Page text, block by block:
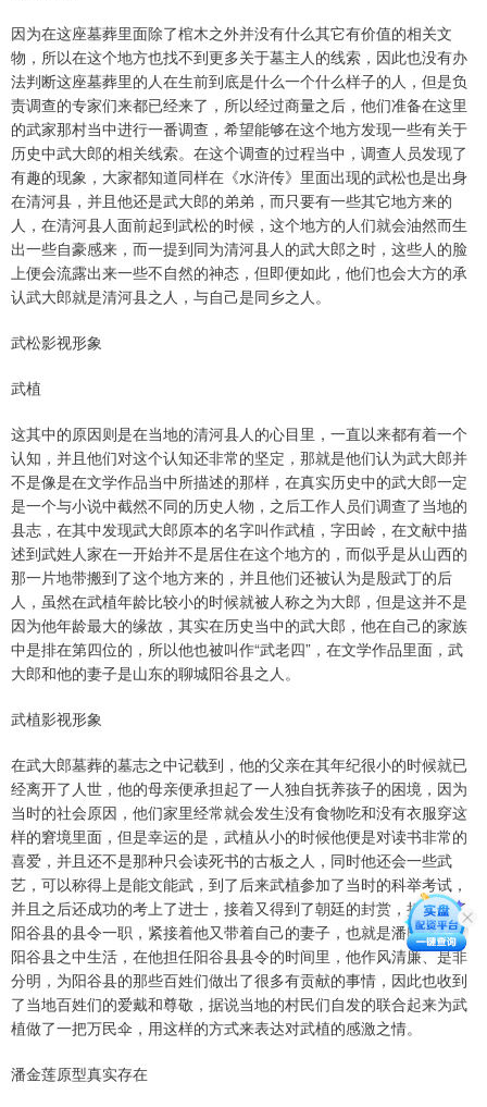
因为在这座墓葬里面除了棺木之外并没有什么其它有价值的相关文
物，所以在这个地方也找不到更多关于墓主人的线索，因此也没有办
法判断这座墓葬里的人在生前到底是什么一个什么样子的人，但是负
责调查的专家们来都已经来了，所以经过商量之后，他们准备在这里
的武家那村当中进行一番调查，希望能够在这个地方发现一些有关于
历史中武大郎的相关线索。在这个调查的过程当中，调查人员发现了
有趣的现象，大家都知道同样在《水浒传》里面出现的武松也是出身
在清河县，并且他还是武大郎的弟弟，而只要有一些其它地方来的
人，在清河县人面前起到武松的时候，这个地方的人们就会油然而生
出一些自豪感来，而一提到同为清河县人的武大郎之时，这些人的脸
上便会流露出来一些不自然的神态，但即便如此，他们也会大方的承
认武大郎就是清河县之人，与自己是同乡之人。
武松影视形象
武植
这其中的原因则是在当地的清河县人的心目里，一直以来都有着一个
认知，并且他们对这个认知还非常的坚定，那就是他们认为武大郎并
不是像是在文学作品当中所描述的那样，在真实历史中的武大郎一定
是一个与小说中截然不同的历史人物，之后工作人员们调查了当地的
县志，在其中发现武大郎原本的名字叫作武植，字田岭，在文献中描
述到武姓人家在一开始并不是居住在这个地方的，而似乎是从山西的
那一片地带搬到了这个地方来的，并且他们还被认为是殷武丁的后
人，虽然在武植年龄比较小的时候就被人称之为大郎，但是这并不是
因为他年龄最大的缘故，其实在历史当中的武大郎，他在自己的家族
中是排在第四位的，所以他也被叫作“武老四”，在文学作品里面，武
大郎和他的妻子是山东的聊城阳谷县之人。
武植影视形象
在武大郎墓葬的墓志之中记载到，他的父亲在其年纪很小的时候就已
经离开了人世，他的母亲便承担起了一人独自抚养孩子的困境，因为
当时的社会原因，他们家里经常就会发生没有食物吃和没有衣服穿这
样的窘境里面，但是幸运的是，武植从小的时候他便是对读书非常的
喜爱，并且还不是那种只会读死书的古板之人，同时他还会一些武
艺，可以称得上是能文能武，到了后来武植参加了当时的科举考试，
并且之后还成功的考上了进士，接着又得到了朝廷的封赏，担任起了
阳谷县的县令一职，紧接着他又带着自己的妻子，也就是潘氏来到了
阳谷县之中生活，在他担任阳谷县县令的时间里，他作风清廉、是非
分明，为阳谷县的那些百姓们做出了很多有贡献的事情，因此也收到
了当地百姓们的爱戴和尊敬，据说当地的村民们自发的联合起来为武
植做了一把万民伞，用这样的方式来表达对武植的感激之情。
潘金莲原型真实存在